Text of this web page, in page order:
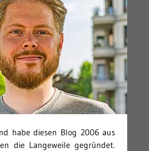
habe diesen Blog 2006 aus
die Langeweile gegründet.